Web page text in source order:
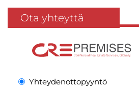
Ota yhteyttä
Yhteydenottopyyntö